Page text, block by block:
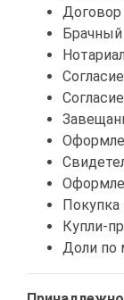
Договор
Купли-
Доли по